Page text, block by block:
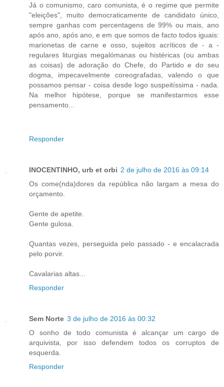
Já o comunismo, caro comunista, é o regime que permite
"eleições", muito democraticamente de candidato único,
sempre ganhas com percentagens de 99% ou mais, ano
após ano, após ano, e em que somos de facto todos iguais:
marionetas de carne e osso, sujeitos acríticos de - a -
regulares liturgias megalómanas ou histéricas (ou ambas
as coisas) de adoração do Chefe, do Partido e do seu
dogma, impecavelmente coreografadas, valendo o que
possamos pensar - coisa desde logo suspeitíssima - nada.
Na melhor hipótese, porque se manifestarmos esse
pensamento...
Responder
INOCENTINHO, urb et orbi 2 de julho de 2016 às 09:14
Os come(nda)dores da república não largam a mesa do
orçamento.
Gente de apetite.
Gente gulosa.
Quantas vezes, perseguida pelo passado - e encalacrada
pelo porvir.
Cavalarias altas...
Responder
Sem Norte 3 de julho de 2016 às 00:32
O sonho de todo comunista é alcançar um cargo de
arquivista, por isso defendem todos os corruptos de
esquerda.
Responder